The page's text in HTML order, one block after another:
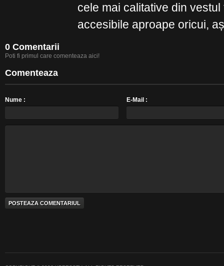
cele mai calitative din
accesibile aproape oricui,
0 Comentarii
Poti fi primul care comenteaza aici!
Comenteaza
Nume : E-Mail :